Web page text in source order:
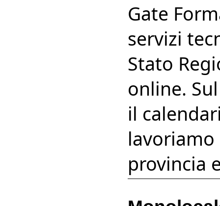
Gate
servizi
Stato
online.
il
provincia